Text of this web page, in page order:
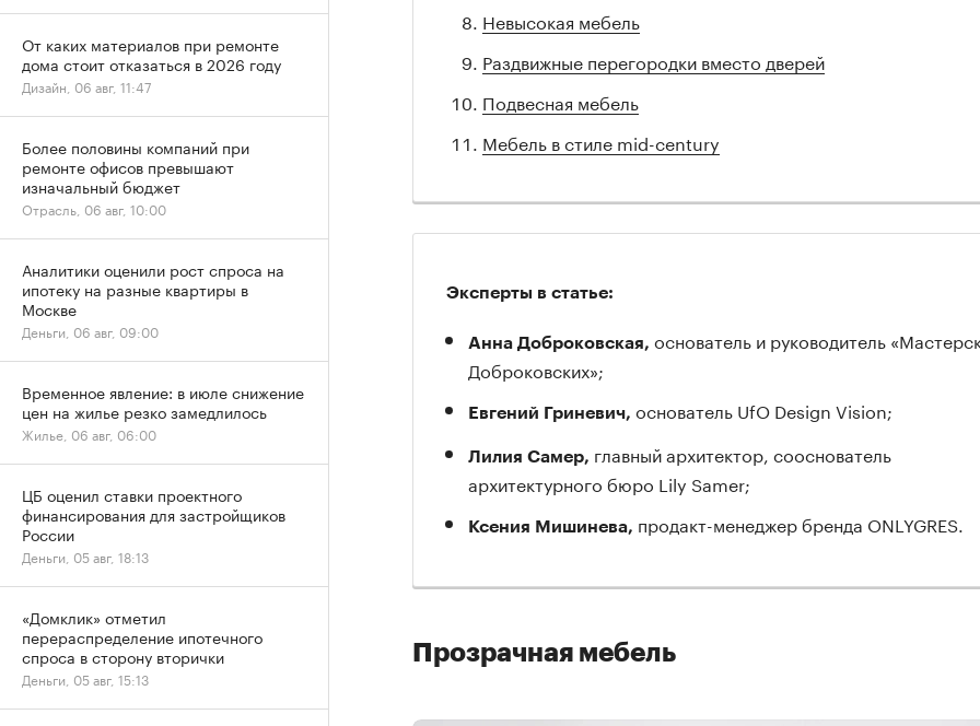
Невысокая мебель
Раздвижные перегородки вместо дверей
Подвесная мебель
Мебель в стиле mid-century
Эксперты в статье:
Анна Доброковская, основатель и руководитель
Доброковских»;
Евгений Гриневич, основатель UfO Design Vision;
Лилия Самер, главный архитектор, сооснователь
архитектурного бюро Lily Samer;
Ксения Мишинева, продакт-менеджер бренда ONLYGRES.
Прозрачная мебель
От каких материалов при ремонте
дома стоит отказаться в 2026 году
Дизайн, 06 авг, 11:47
Более половины компаний при
ремонте офисов превышают
изначальный бюджет
Отрасль, 06 авг, 10:00
Аналитики оценили рост спроса на
ипотеку на разные квартиры в
Москве
Деньги, 06 авг, 09:00
Временное явление: в июле снижение
цен на жилье резко замедлилось
Жилье, 06 авг, 06:00
ЦБ оценил ставки проектного
финансирования для застройщиков
России
Деньги, 05 авг, 18:13
«Домклик» отметил
перераспределение ипотечного
спроса в сторону вторички
Деньги, 05 авг, 15:13